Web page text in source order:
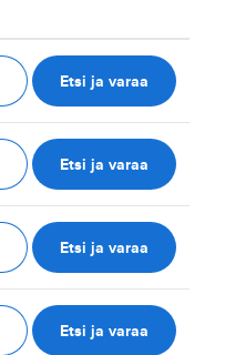
Etsi ja varaa
Etsi ja varaa
Etsi ja varaa
Etsi ja varaa